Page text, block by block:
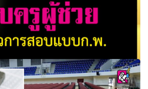
61 ใช้หลักเกณฑ์ใหม่ สอบครูผู้ช่วย ยึด